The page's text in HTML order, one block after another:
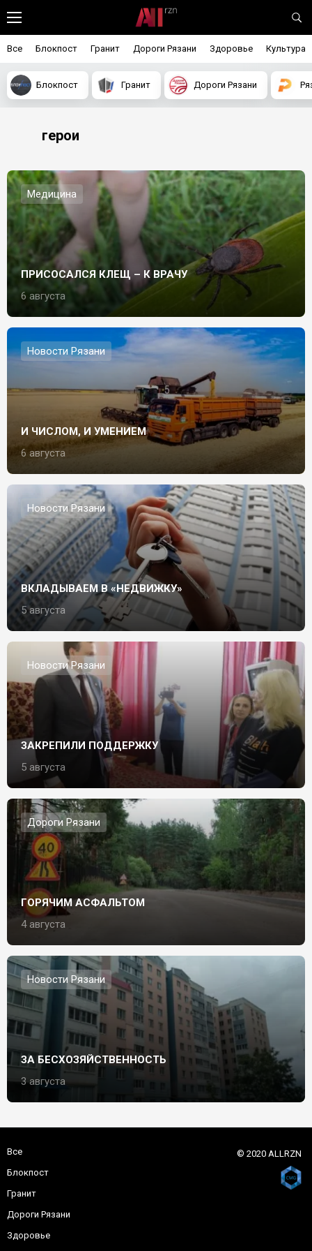
Все Блокпост Гранит Дороги Рязани Здоровье Культура
Блокпост Гранит Дороги Рязани
герои
Медицина
ПРИСОСАЛСЯ КЛЕЩ – К ВРАЧУ
6 августа
Новости Рязани
И ЧИСЛОМ, И УМЕНИЕМ
6 августа
Новости Рязани
ВКЛАДЫВАЕМ В «НЕДВИЖКУ»
5 августа
Новости Рязани
ЗАКРЕПИЛИ ПОДДЕРЖКУ
5 августа
Дороги Рязани
ГОРЯЧИМ АСФАЛЬТОМ
4 августа
Новости Рязани
ЗА БЕСХОЗЯЙСТВЕННОСТЬ
3 августа
Все
Блокпост
Гранит
Дороги Рязани
Здоровье
© 2020 ALLRZN